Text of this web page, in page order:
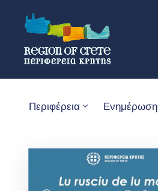
Περιφέρεια Ενημέρωση